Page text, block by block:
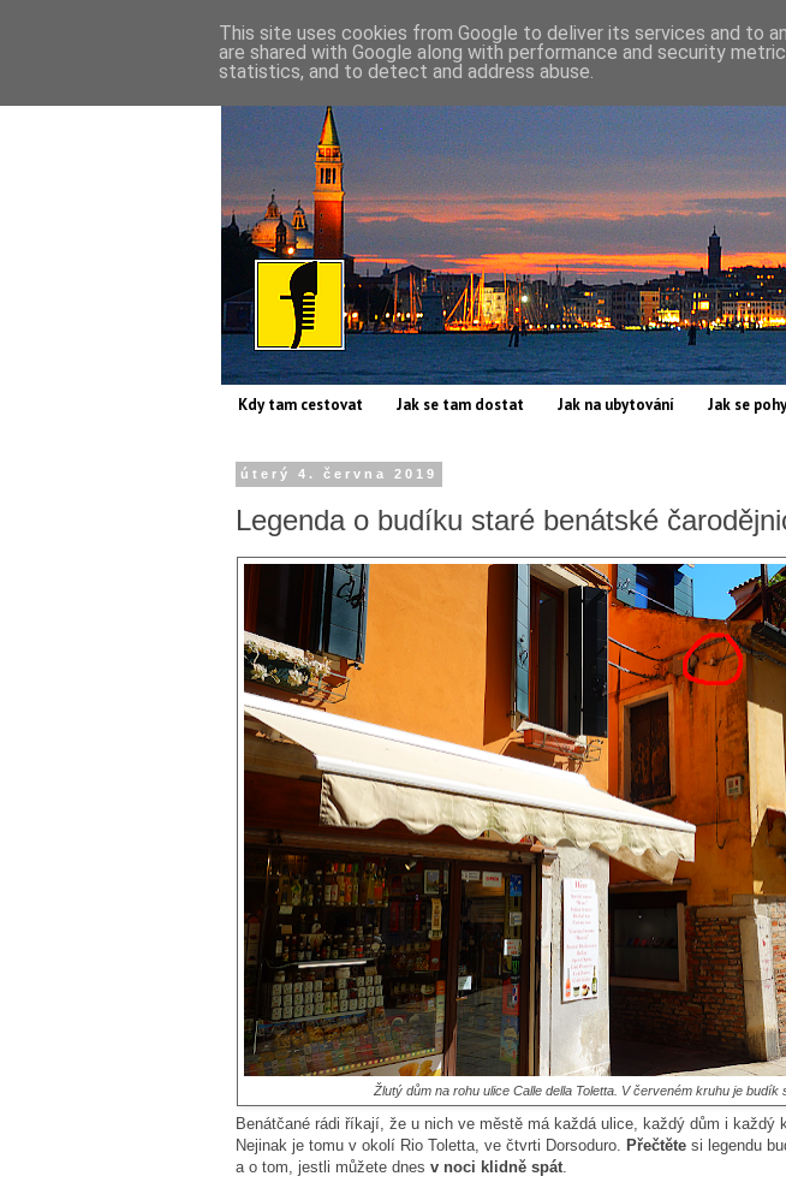
Kdy tam cestovat Jak se tam dostat Jak na ubytování Jak se
úterý 4. června 2019
Legenda o budíku staré benátské
Žlutý dům na rohu ulice Calle della Toletta. V červeném kruhu je budík
Benátčané rádi říkají, že u nich ve městě má každá ulice, každý dům i každý
Nejinak je tomu v okolí Rio Toletta, ve čtvrti Dorsoduro. Přečtětesi legendu
a o tom, jestli můžete dnes v noci klidně spát.
This site uses cookies from Google to deliver its services and to
are shared with Google along with performance and security
statistics, and to detect and address abuse.